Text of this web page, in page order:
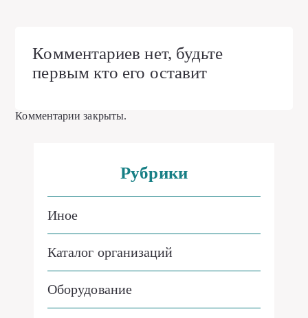
Комментариев нет, будьте
первым кто его оставит
Комментарии закрыты.
Рубрики
Иное
Каталог организаций
Оборудование